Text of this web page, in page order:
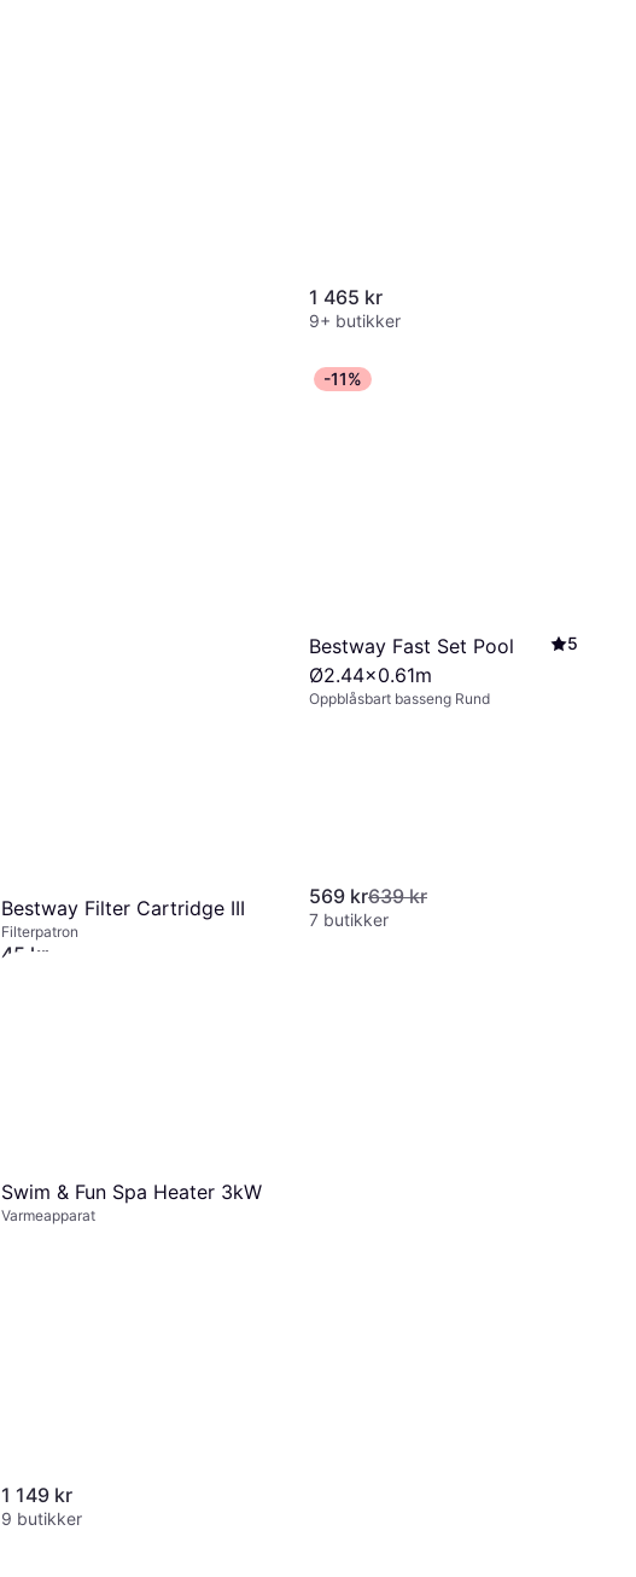
1 465 kr
9+ butikker
Bestway Filter Cartridge III
Filterpatron
45 kr
-11%
Bestway Fast Set Pool
Ø2.44x0.61m
5
Oppblåsbart basseng Rund
569 kr639 kr
7 butikker
Swim & Fun Spa Heater 3kW
Varmeapparat
1 149 kr
9 butikker